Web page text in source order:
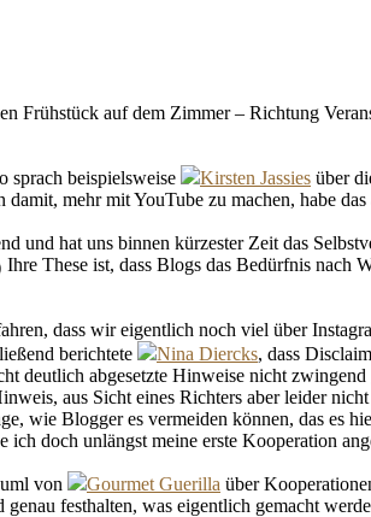
Frühstück auf dem Zimmer – Richtung
sprach beispielsweise Kirsten Jassies über
damit, mehr mit YouTube zu machen, habe
und hat uns binnen kürzester Zeit das
Ihre These ist, dass Blogs das Bedürfnis nach
dass wir eigentlich noch viel über
berichtete
Nina Diercks, dass
deutlich abgesetzte Hinweise nicht
aus Sicht eines Richters aber leider
wie Blogger es vermeiden können, das
doch unlängst meine erste Kooperation
von Gourmet Guerilla über
festhalten, was eigentlich gemacht